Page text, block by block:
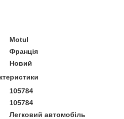
Motul
Франція
Новий
105784
105784
Легковий автомобіль